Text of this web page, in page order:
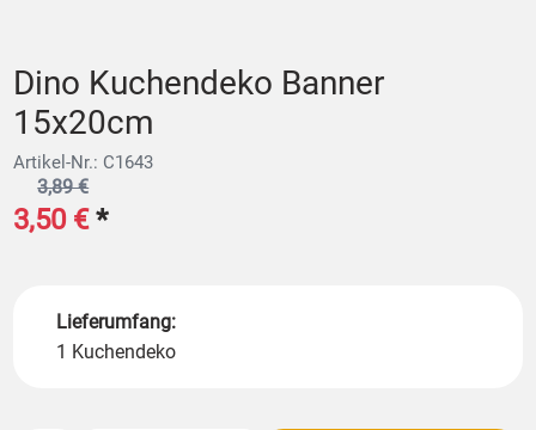
Dino Kuchendeko Banner
15x20cm
Artikel-Nr.: C1643
3,50 €*
3,89 €
Lieferumfang:
1 Kuchendeko